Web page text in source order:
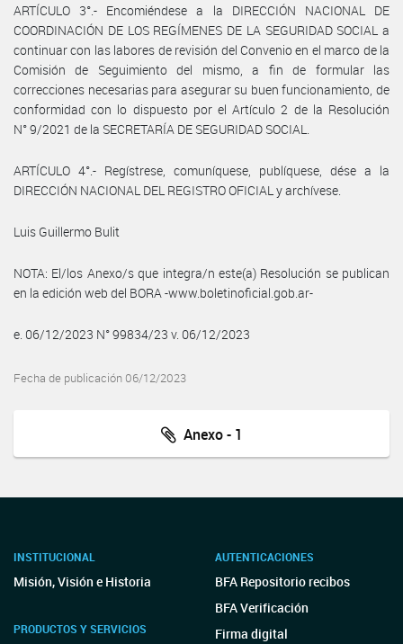
ARTÍCULO 3°.- Encomiéndese a la DIRECCIÓN NACIONAL DE
COORDINACIÓN DE LOS REGÍMENES DE LA SEGURIDAD SOCIAL a
continuar con las labores de revisión del Convenio en el marco de la
Comisión de Seguimiento del mismo, a fin de formular las
correcciones necesarias para asegurar su buen funcionamiento, de
conformidad con lo dispuesto por el Artículo 2 de la Resolución
N° 9/2021 de la SECRETARÍA DE SEGURIDAD SOCIAL.
ARTÍCULO 4°.- Regístrese, comuníquese, publíquese, dése a la
DIRECCIÓN NACIONAL DEL REGISTRO OFICIAL y archívese.
Luis Guillermo Bulit
NOTA: El/los Anexo/s que integra/n este(a) Resolución se publican
en la edición web del BORA -www.boletinoficial.gob.ar-
e. 06/12/2023 N° 99834/23 v. 06/12/2023
Fecha de publicación 06/12/2023
Anexo - 1
INSTITUCIONAL
Misión, Visión e Historia
PRODUCTOS Y SERVICIOS
AUTENTICACIONES
BFA Repositorio recibos
BFA Verificación
Firma digital